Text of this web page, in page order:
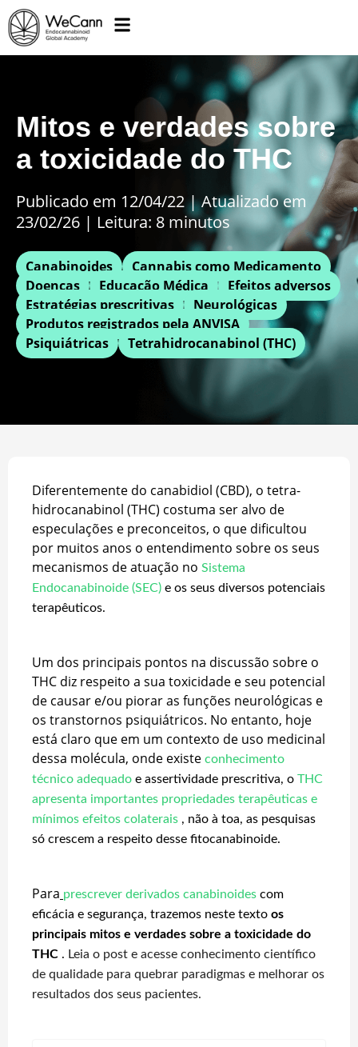
Mitos e verdades sobre
a toxicidade do THC
Publicado em 12/04/22|Atualizado em
23/02/26 | Leitura: 8 minutos
Canabinoides
Cannabis como Medicamento
Doenças
Educação Médica
Efeitos adversos
Estratégias prescritivas
Neurológicas
Produtos registrados pela ANVISA
Psiquiátricas
Tetrahidrocanabinol (THC)
Diferentemente do canabidiol (CBD), o tetra-
hidrocanabinol (THC) costuma ser alvo de
especulações e preconceitos, o que dificultou
por muitos anos o entendimento sobre os seus
mecanismos de atuação no Sistema
Endocanabinoide (SEC) e os seus diversos potenciais
terapêuticos.
Um dos principais pontos na discussão sobre o
THC diz respeito a sua toxicidade e seu potencial
de causar e/ou piorar as funções neurológicas e
os transtornos psiquiátricos. No entanto, hoje
está claro que em um contexto de uso medicinal
dessa molécula, onde existe conhecimento
técnico adequado e assertividade prescritiva, o THC
apresenta importantes propriedades terapêuticas e
mínimos efeitos colaterais , não à toa, as pesquisas
só crescem a respeito desse fitocanabinoide.
Para prescrever derivados canabinoides com
eficácia e segurança, trazemos neste texto os
principais mitos e verdades sobre a toxicidade do
THC . Leia o post e acesse conhecimento científico
de qualidade para quebrar paradigmas e melhorar os
resultados dos seus pacientes.